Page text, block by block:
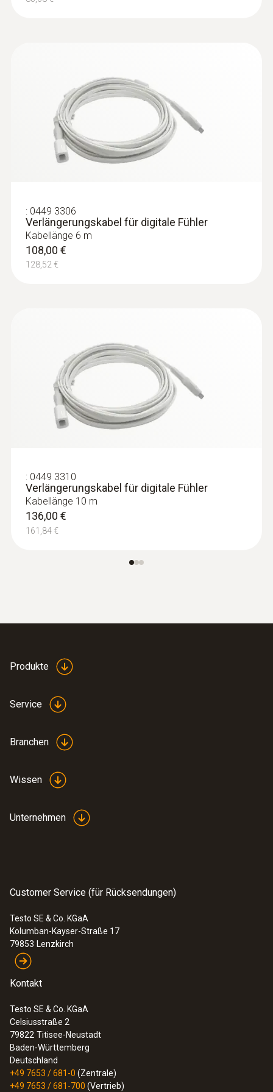
: 0449 3306
Verlängerungskabel für digitale Fühler
Kabellänge 6 m
108,00 €
128,52 €
: 0449 3310
Verlängerungskabel für digitale Fühler
Kabellänge 10 m
136,00 €
161,84 €
Produkte
Service
Branchen
Wissen
Unternehmen
Customer Service (für Rücksendungen)
Testo SE & Co. KGaA
Kolumban-Kayser-Straße 17
79853 Lenzkirch
Kontakt
Testo SE & Co. KGaA
Celsiusstraße 2
79822 Titisee-Neustadt
Baden-Württemberg
Deutschland
+49 7653 / 681-0 (Zentrale)
+49 7653 / 681-700 (Vertrieb)